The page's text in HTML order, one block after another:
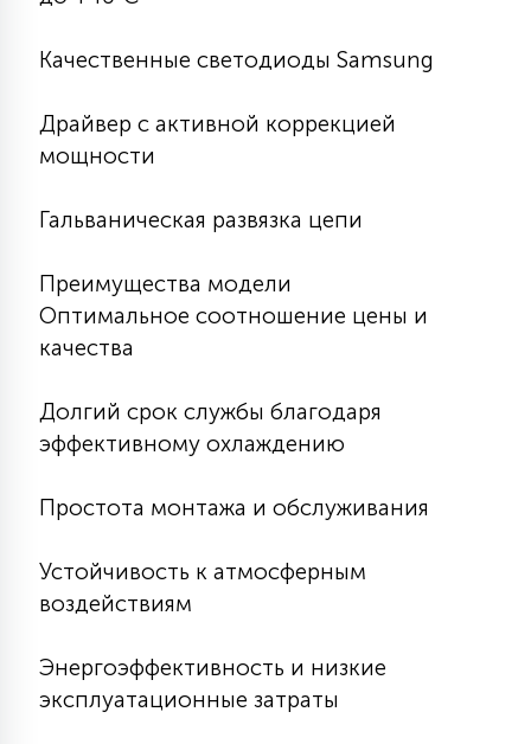
АКСЕССУАРЫ
Качественные светодиоды Samsung
Драйвер с активной коррекцией
мощности
Гальваническая развязка цепи
Преимущества модели
Оптимальное соотношение цены и
качества
Долгий срок службы благодаря
эффективному охлаждению
Простота монтажа и обслуживания
Устойчивость к атмосферным
воздействиям
Энергоэффективность и низкие
эксплуатационные затраты